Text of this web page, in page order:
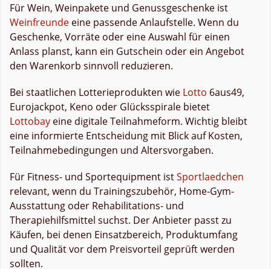
Für Wein, Weinpakete und Genussgeschenke ist
Weinfreunde eine passende Anlaufstelle. Wenn du
Geschenke, Vorräte oder eine Auswahl für einen
Anlass planst, kann ein Gutschein oder ein Angebot
den Warenkorb sinnvoll reduzieren.
Bei staatlichen Lotterieprodukten wie Lotto 6aus49,
Eurojackpot, Keno oder Glücksspirale bietet
Lottobay eine digitale Teilnahmeform. Wichtig bleibt
eine informierte Entscheidung mit Blick auf Kosten,
Teilnahmebedingungen und Altersvorgaben.
Für Fitness- und Sportequipment istSportlaedchen
relevant, wenn du Trainingszubehör, Home-Gym-
Ausstattung oder Rehabilitations- und
Therapiehilfsmittel suchst. Der Anbieter passt zu
Käufen, bei denen Einsatzbereich, Produktumfang
und Qualität vor dem Preisvorteil geprüft werden
sollten.